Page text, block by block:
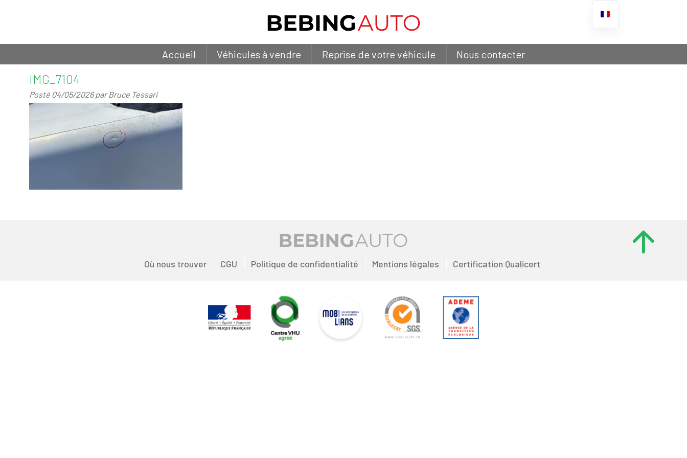
Accueil Véhicules à vendre Reprise de votre véhicule Nous contacter
IMG_7104
Posté 04/05/2026parBruce Tessari
Où nous trouver CGU Politique de confidentialité Mentions légales Certification Qualicert